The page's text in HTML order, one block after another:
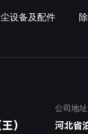
设备及配件
）
公司地址
河北省